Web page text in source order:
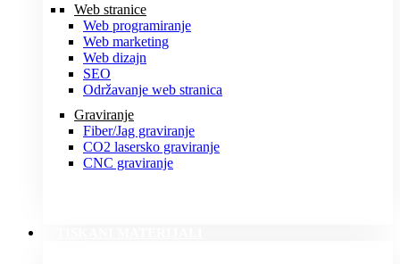
Web stranice
Web programiranje
Web marketing
Web dizajn
SEO
Održavanje web stranica
Graviranje
Fiber/Jag graviranje
CO2 lasersko graviranje
CNC graviranje